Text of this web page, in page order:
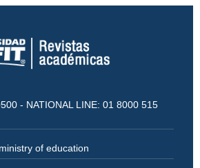
- NATIONAL LINE: 01 8000 515
of education